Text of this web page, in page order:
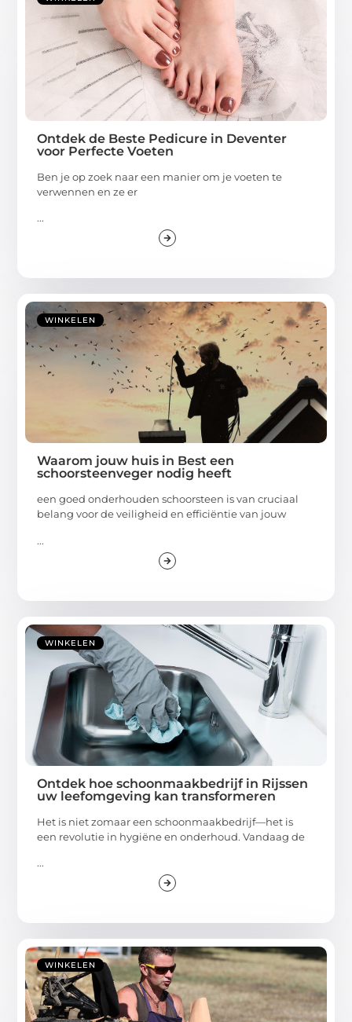
Ontdek de Beste Pedicure in Deventer
voor Perfecte Voeten
Ben je op zoek naar een manier om je voeten te
verwennen en ze er
...
WINKELEN
Waarom jouw huis in Best een
schoorsteenveger nodig heeft
een goed onderhouden schoorsteen is van cruciaal
belang voor de veiligheid en efficiëntie van jouw
...
WINKELEN
Ontdek hoe schoonmaakbedrijf in Rijssen
uw leefomgeving kan transformeren
Het is niet zomaar een schoonmaakbedrijf—het is
een revolutie in hygiëne en onderhoud. Vandaag de
...
WINKELEN